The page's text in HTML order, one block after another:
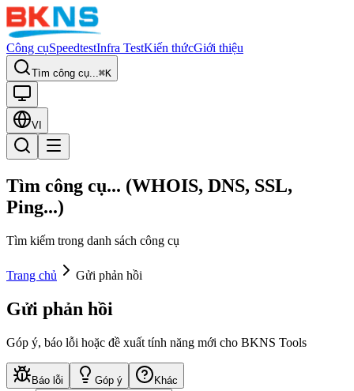
Công cụSpeedtestInfra TestKiến thứcGiới thiệu
Tìm công cụ...⌘K
VI
Tìm công cụ... (WHOIS, DNS, SSL,
Ping...)
Tìm kiếm trong danh sách công cụ
Trang chủ Gửi phản hồi
Gửi phản hồi
Góp ý, báo lỗi hoặc đề xuất tính năng mới cho BKNS Tools
Báo lỗi Góp ý Khác